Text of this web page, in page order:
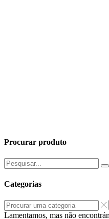
Procurar produto
Pesquisar
por:
Categorias
Lamentamos, mas não